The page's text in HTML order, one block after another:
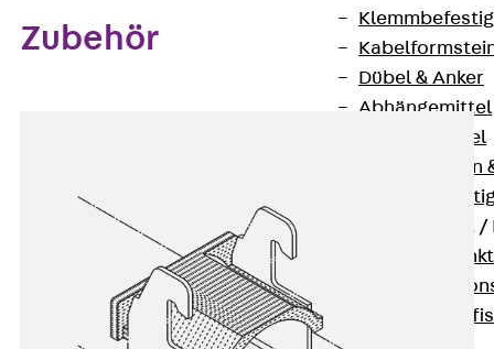
Dübel & Anker
Abhängemittel
Schraubmittel
Ankermuttern
Funktionserhalt
Zubehör